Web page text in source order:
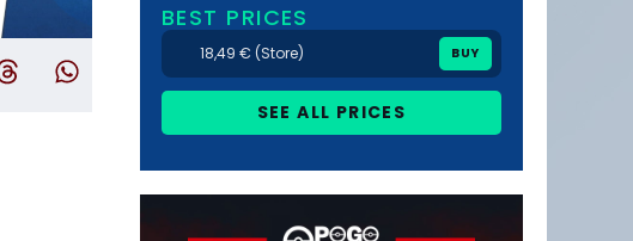
BEST PRICES
18,49 € (Store) BUY
SEE ALL PRICES